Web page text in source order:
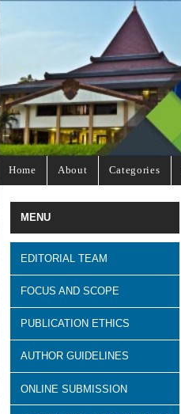
Home About Categories
MENU
EDITORIAL TEAM
FOCUS AND SCOPE
PUBLICATION ETHICS
AUTHOR GUIDELINES
ONLINE SUBMISSION